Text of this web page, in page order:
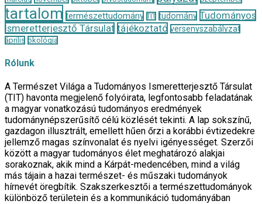
tartalom természettudomány TIT tudomány Tudományos
Ismeretterjesztő Társulat tájékoztató versenyszabályzat
április ökológia
Rólunk
A Természet Világa a Tudományos Ismeretterjesztő Társulat
(TIT) havonta megjelenő folyóirata, legfontosabb feladatának
a magyar vonatkozású tudományos eredmények
tudománynépszerűsítő célú közlését tekinti. A lap sokszínű,
gazdagon illusztrált, emellett hűen őrzi a korábbi évtizedekre
jellemző magas színvonalat és nyelvi igényességet. Szerzői
között a magyar tudományos élet meghatározó alakjai
sorakoznak, akik mind a Kárpát-medencében, mind a világ
más tájain a hazai természet- és műszaki tudományok
hírnevét öregbítik. Szakszerkesztői a természettudományok
különböző területein és a kommunikáció tudományában